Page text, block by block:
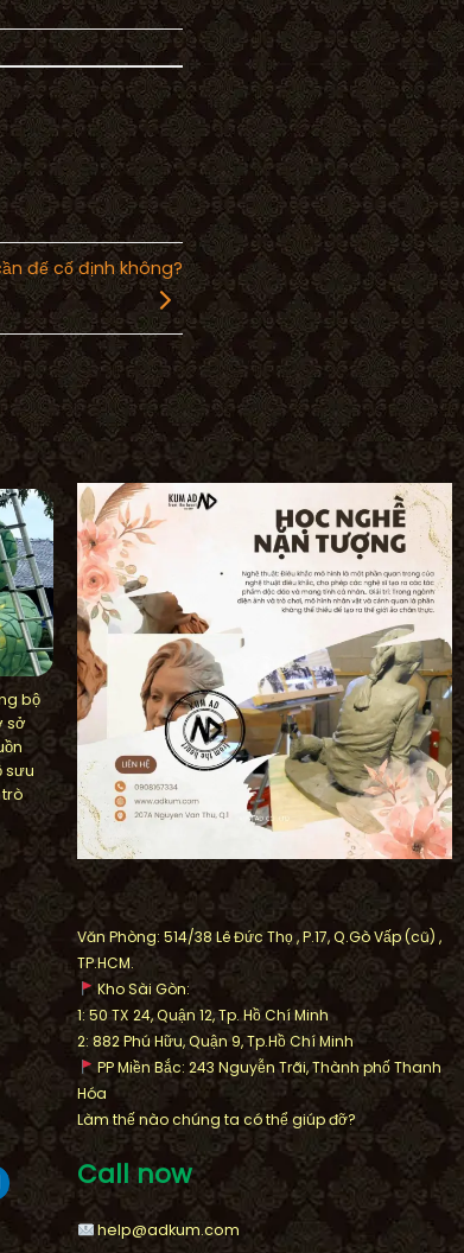
đế cố định không?
bộ
sở
sưu
thự
FOUNTAIN
Thi Công Lu Nước Phong
Cao 1,5m Khu Biệt Thự
Sunflower Villa
Văn Phòng: 514/38 Lê Đức Thọ , P.17, Q.Gò Vấp (cũ) ,
TP.HCM.
Kho Sài Gòn:
1: 50 TX 24, Quận 12, Tp. Hồ Chí Minh
2: 882 Phú Hữu, Quận 9, Tp.Hồ Chí Minh
PP Miền Bắc: 243 Nguyễn Trãi, Thành phố Thanh
Hóa
Làm thế nào chúng ta có thể giúp đỡ?
Call now
help@adkum.com